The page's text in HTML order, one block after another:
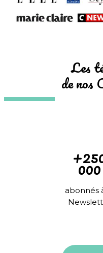
Les
de nos
000
abonnés